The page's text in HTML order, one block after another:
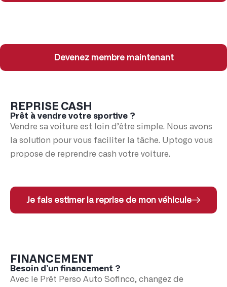
Devenez membre maintenant
REPRISE CASH
Prêt à vendre votre sportive ?
Vendre sa voiture est loin d’être simple. Nous avons
la solution pour vous faciliter la tâche. Uptogo vous
propose de reprendre cash votre voiture.
Je fais estimer la reprise de mon véhicule
FINANCEMENT
Besoin d’un financement ?
Avec le Prêt Perso Auto Sofinco, changez de